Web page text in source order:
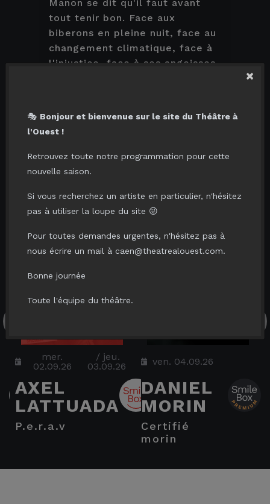
Manon se dit qu'il faut avant
tout tenir bon. Face aux
biberons en pleine nuit, face au
changement climatique, face à
l'injustice, face à ses angoisses,
VOUS AIMERIEZ AUSSI...
mer.
02.09.26
/ jeu.
03.09.26
AXEL
LATTUADA
p.e.r.a.v
ven. 04.09.26
DANIEL
MORIN
certifié
morin
×
🎭 Bonjour et bienvenue sur le site du Théâtre à
l'Ouest !
Retrouvez toute notre programmation pour cette
nouvelle saison.
Si vous recherchez un artiste en particulier, n'hésitez
pas à utiliser la loupe du site 😜
Pour toutes demandes urgentes, n'hésitez pas à
nous écrire un mail à caen@theatrealouest.com.
Bonne journée
Toute l'équipe du théâtre.